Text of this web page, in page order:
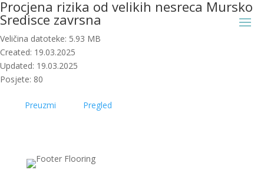
Procjena rizika od velikih nesreca Mursko
Sredisce zavrsna
Veličina datoteke: 5.93 MB
Created: 19.03.2025
Updated: 19.03.2025
Posjete: 80
Preuzmi Pregled